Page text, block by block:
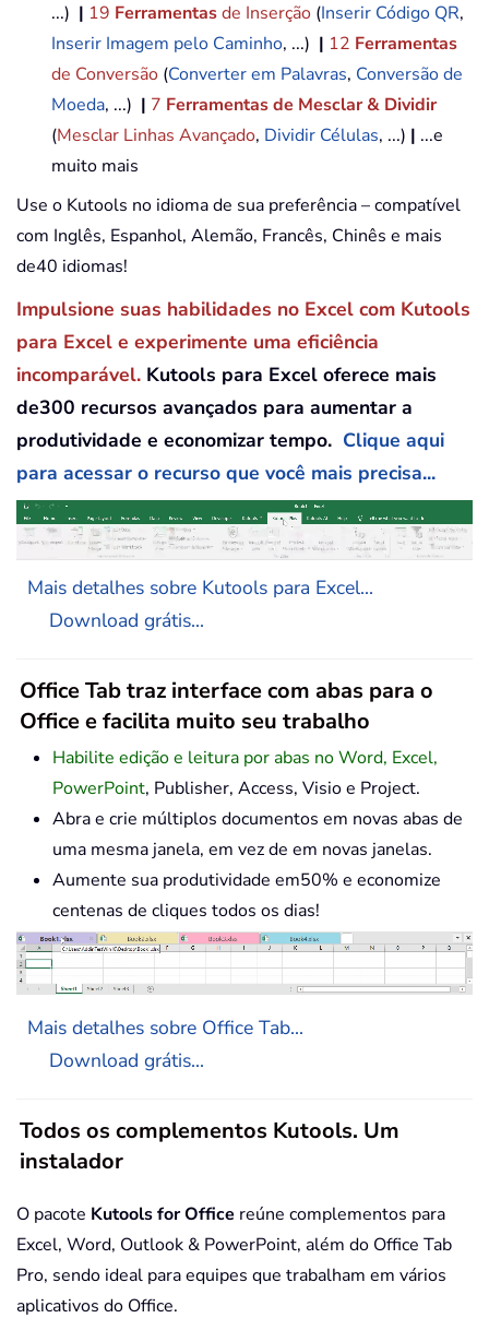
...) | 19 Ferramentasde Inserção (Inserir Código QR,
Inserir Imagem pelo Caminho, ...) | 12 Ferramentas
de Conversão (Converter em Palavras, Conversão de
Moeda, ...) | 7 Ferramentas de Mesclar & Dividir
(Mesclar Linhas Avançado, Dividir Células, ...) | ...e
muito mais
Use o Kutools no idioma de sua preferência – compatível
com Inglês, Espanhol, Alemão, Francês, Chinês e mais
de40 idiomas!
Impulsione suas habilidades no Excel com Kutools
para Excel e experimente uma eficiência
incomparável. Kutools para Excel oferece mais
de300 recursos avançados para aumentar a
produtividade e economizar tempo. Clique aqui
para acessar o recurso que você mais precisa...
Mais detalhes sobre Kutools para Excel...
Download grátis...
Office Tab traz interface com abas para o
Office e facilita muito seu trabalho
Habilite edição e leitura por abas no Word, Excel,
PowerPoint, Publisher, Access, Visio e Project.
Abra e crie múltiplos documentos em novas abas de
uma mesma janela, em vez de em novas janelas.
Aumente sua produtividade em50% e economize
centenas de cliques todos os dias!
Mais detalhes sobre Office Tab...
Download grátis...
Todos os complementos Kutools. Um
instalador
O pacote Kutools for Office reúne complementos para
Excel, Word, Outlook & PowerPoint, além do Office Tab
Pro, sendo ideal para equipes que trabalham em vários
aplicativos do Office.